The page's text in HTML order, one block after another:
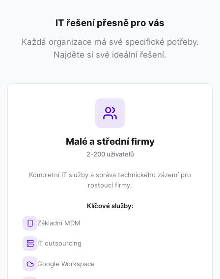
IT řešení přesně pro vás
Každá organizace má své specifické potřeby.
Najděte si své ideální řešení.
Malé a střední firmy
2-200 uživatelů
Kompletní IT služby a správa technického zázemí pro
rostoucí firmy.
Klíčové služby:
Základní MDM
IT outsourcing
Google Workspace